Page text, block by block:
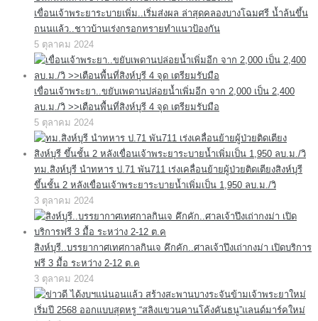
เขื่อนเจ้าพระยาระบายเพิ่ม..เริ่มส่งผล ล่าสุดคลองบางโฉมศรี น้ำล้นขึ้น
ถนนแล้ว..ชาวบ้านเร่งกรอกทรายทำแนวป้องกัน
5 ตุลาคม 2024
เขื่อนเจ้าพระยา..ขยับเพดานปล่อยน้ำเพิ่มอีก จาก 2,000 เป็น 2,400
ลบ.ม./วิ >>เตือนพื้นที่สิงห์บุรี 4 จุด เตรียมรับมือ
5 ตุลาคม 2024
ทม.สิงห์บุรี นำทหาร ป.71 พัน711 เร่งเคลื่อนย้ายผู้ป่วยติดเตียงสิงห์บุรี
ขึ้นชั้น 2 หลังเขื่อนเจ้าพระยาระบายน้ำเพิ่มเป็น 1,950 ลบ.ม./วิ
3 ตุลาคม 2024
สิงห์บุรี..บรรยากาศเทศกาลกินเจ คึกคัก..ศาลเจ้าปึงเถ่ากงม่า เปิดบริการ
ฟรี 3 มื้อ ระหว่าง 2-12 ต.ค
3 ตุลาคม 2024